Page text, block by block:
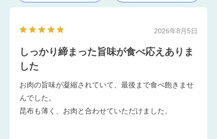
2026年8月5日
しっかり締まった旨味が食べ応えありま
した
お肉の旨味が凝縮されていて、最後まで食べ飽きませ
んでした。
昆布も薄く、お肉と合わせていただけました。